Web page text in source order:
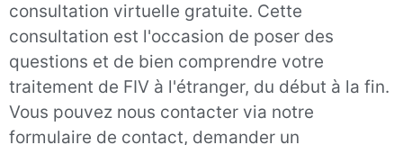
consultation virtuelle gratuite. Cette
consultation est l'occasion de poser des
questions et de bien comprendre votre
traitement de FIV à l'étranger, du début à la fin.
Vous pouvez nous contacter via notre
formulaire de contact, demander un